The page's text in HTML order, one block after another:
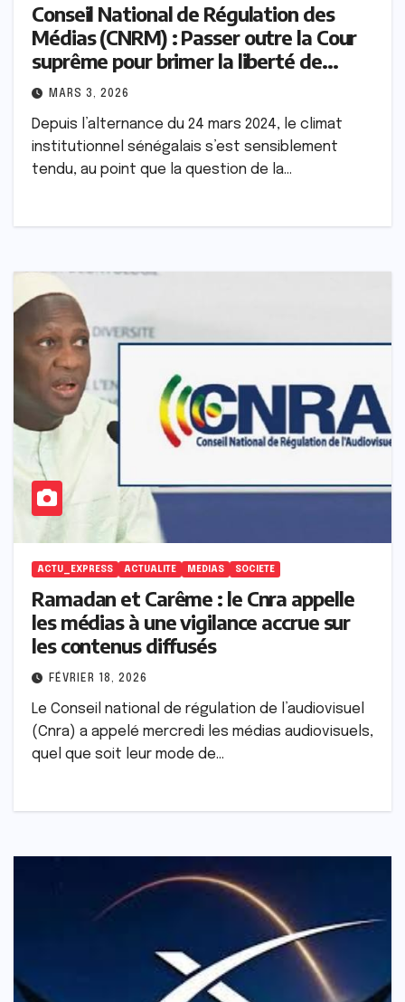
Conseil National de Régulation des
Médias (CNRM) : Passer outre la Cour
suprême pour brimer la liberté de
presse
MARS 3, 2026
Depuis l’alternance du 24 mars 2024, le climat
institutionnel sénégalais s’est sensiblement
tendu, au point que la question de la…
ACTU_EXPRESS ACTUALITE MEDIAS SOCIETE
Ramadan et Carême : le Cnra appelle
les médias à une vigilance accrue sur
les contenus diffusés
FÉVRIER 18, 2026
Le Conseil national de régulation de l’audiovisuel
(Cnra) a appelé mercredi les médias audiovisuels,
quel que soit leur mode de…